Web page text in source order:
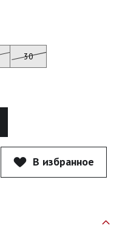
30
В избранное